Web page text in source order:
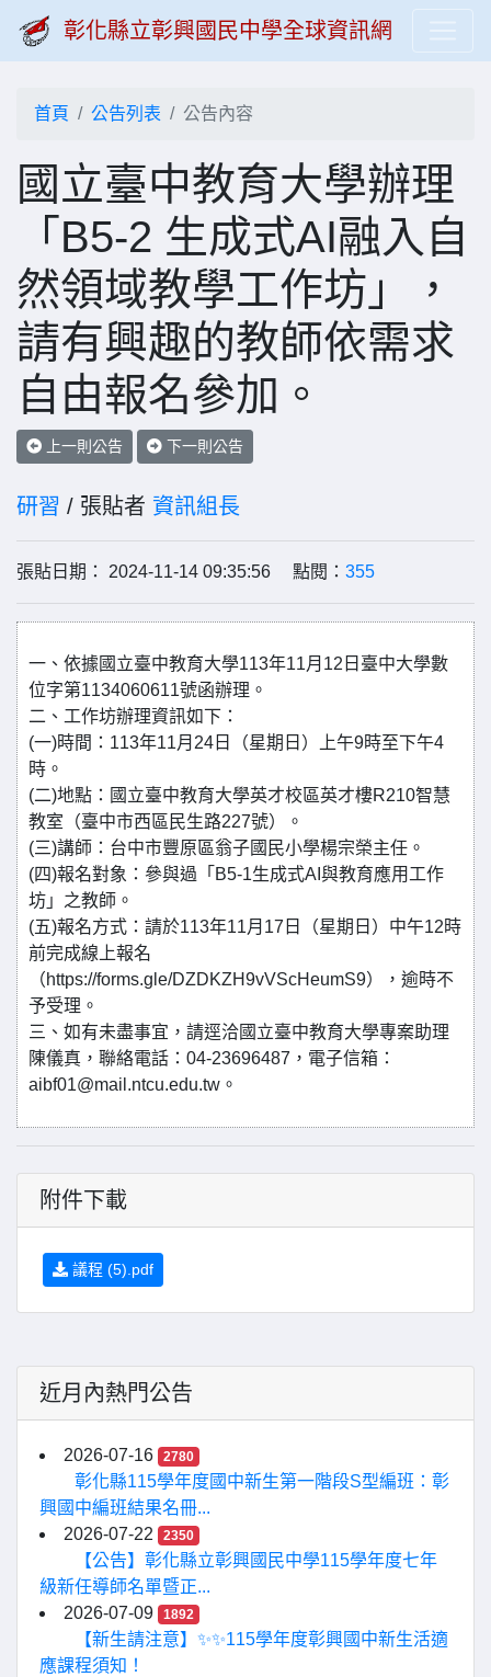
彰化縣立彰興國民中學全球資訊網
首頁 公告列表 公告內容
國立臺中教育大學辦理
「B5-2 生成式AI融入自
然領域教學工作坊」，
請有興趣的教師依需求
自由報名參加。
上一則公告 下一則公告
研習 / 張貼者 資訊組長
張貼日期： 2024-11-14 09:35:56 點閱： 355
一、依據國立臺中教育大學113年11月12日臺中大學數
位字第1134060611號函辦理。
二、工作坊辦理資訊如下：
(一)時間：113年11月24日（星期日）上午9時至下午4
時。
(二)地點：國立臺中教育大學英才校區英才樓R210智慧
教室（臺中市西區民生路227號）。
(三)講師：台中市豐原區翁子國民小學楊宗榮主任。
(四)報名對象：參與過「B5-1生成式AI與教育應用工作
坊」之教師。
(五)報名方式：請於113年11月17日（星期日）中午12時
前完成線上報名
（https://forms.gle/DZDKZH9vVScHeumS9），逾時不
予受理。
三、如有未盡事宜，請逕洽國立臺中教育大學專案助理
陳儀真，聯絡電話：04-23696487，電子信箱：
aibf01@mail.ntcu.edu.tw。
附件下載
議程 (5).pdf
近月內熱門公告
2026-07-16 2780
彰化縣115學年度國中新生第一階段S型編班：彰
興國中編班結果名冊...
2026-07-22
2350
【公告】彰化縣立彰興國民中學115學年度七年
級新任導師名單暨正...
2026-07-09
1892
【新生請注意】✨✨115學年度彰興國中新生活適
應課程須知！